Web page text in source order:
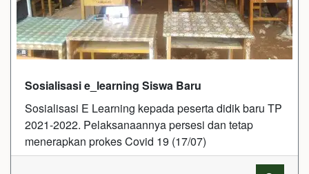
Sosialisasi e_learning Siswa Baru
Sosialisasi E Learning kepada peserta didik baru TP
2021-2022. Pelaksanaannya persesi dan tetap
menerapkan prokes Covid 19 (17/07)